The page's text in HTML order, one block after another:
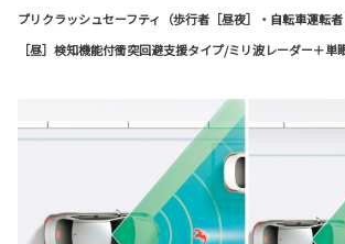
プリクラッシュセーフティ（歩行者［昼夜］・自転車運転
［昼］検知機能付衝突回避支援タイプ/ミリ波レーダー＋単